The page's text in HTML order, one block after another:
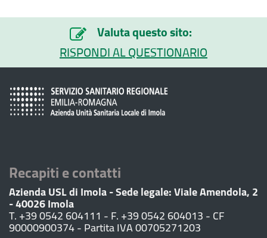
Valuta questo sito:
RISPONDI AL QUESTIONARIO
Recapiti e contatti
Azienda USL di Imola - Sede legale: Viale Amendola, 2
- 40026 Imola
T. +39 0542 604111 - F. +39 0542 604013 - CF
90000900374 - Partita IVA 00705271203